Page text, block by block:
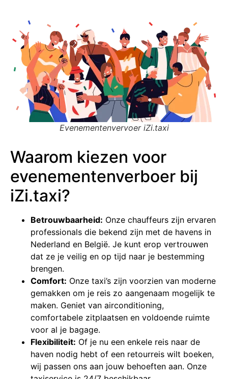
Evenementenvervoer iZi.taxi
Waarom kiezen voor
evenementenverboer bij
iZi.taxi?
Betrouwbaarheid: Onze chauffeurs zijn ervaren
professionals die bekend zijn met de havens in
Nederland en België. Je kunt erop vertrouwen
dat ze je veilig en op tijd naar je bestemming
brengen.
Comfort: Onze taxi’s zijn voorzien van moderne
gemakken om je reis zo aangenaam mogelijk te
maken. Geniet van airconditioning,
comfortabele zitplaatsen en voldoende ruimte
voor al je bagage.
Flexibiliteit: Of je nu een enkele reis naar de
haven nodig hebt of een retourreis wilt boeken,
wij passen ons aan jouw behoeften aan. Onze